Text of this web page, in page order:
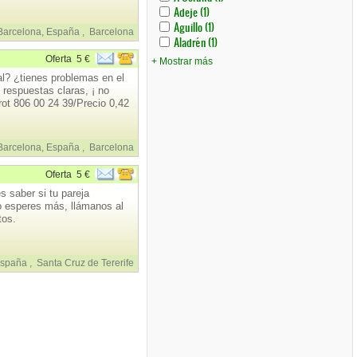
España , Barcelona
Oferta 5 €
¿tienes problemas en el
claras, ¡ no
806 00 24 39/Precio 0,42
España , Barcelona
Oferta 5 €
saber si tu pareja
esperes más, llámanos al
, Santa Cruz de Tererife
Filter
A
Coruña
Filter
Apply
Adeje
Filter
Adeje (1)
Adeje
Filter
Apply
Aguillo
Filter
Aguillo (1)
Aguillo
Filter
Apply
Aladrén
Filter
Aladrén (1)
+ Mostrar más